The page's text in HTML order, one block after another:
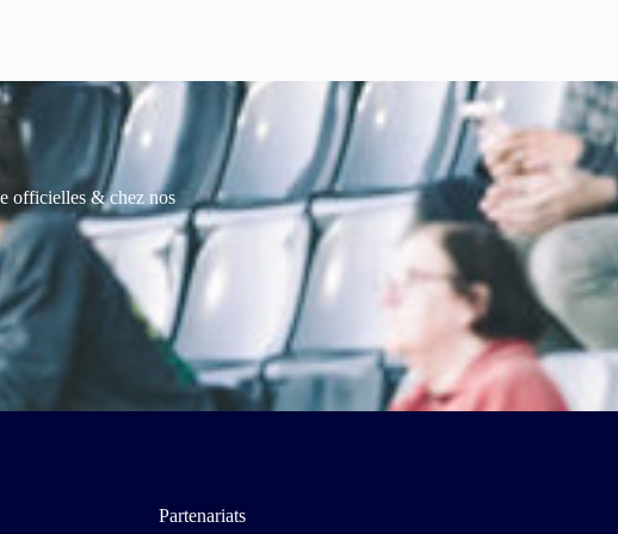
officielles & chez nos
Partenariats